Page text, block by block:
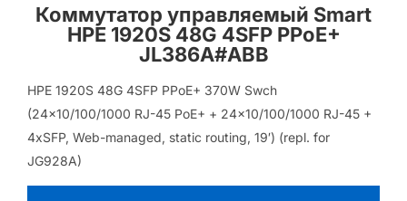
Коммутатор управляемый Smart
HPE 1920S 48G 4SFP PPoE+
JL386A#ABB
HPE 1920S 48G 4SFP PPoE+ 370W Swch
(24×10/100/1000 RJ-45 PoE+ + 24×10/100/1000 RJ-45 +
4xSFP, Web-managed, static routing, 19′) (repl. for
JG928A)